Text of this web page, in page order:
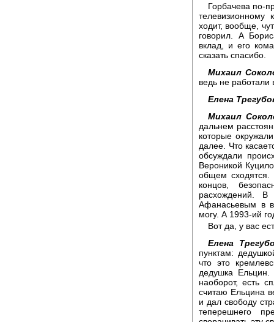
Горбачева по-
ходит, вообще,
говорил. А
вклад, и его
сказать спасибо.
Михаил
ведь не
Елена
Михаил
дальнем
которые
далее. Что
обсуждали
Вероникой
общем сходятся.
концов,
расхождений.
Афанасьевым в
могу. А 1993-ий
Вот да, у вас
Елена
пунктам:
что это
дедушка Ельцин.
наоборот, есть
считаю Ельцина
и дал свободу
теперешнего